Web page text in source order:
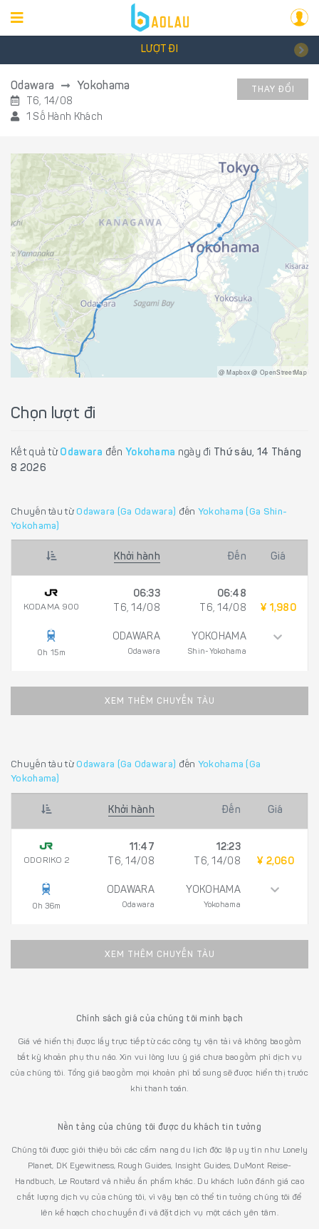
LƯỢT ĐI
Odawara Yokohama
T6, 14/08
1 Số Hành Khách
THAY ĐỔI
@ Mapbox @ OpenStreetMap
Chọn lượt đi
Kết quả từ Odawara đến Yokohama ngày đi
Thứ sáu, 14 Tháng
8 2026
Chuyến tàu từOdawara (Ga Odawara) đến Yokohama (Ga Shin-
Yokohama)
Khởi hành Đến Giá
KODAMA 900
0h 15m
06:33
T6, 14/08
ODAWARA
Odawara
06:48
T6, 14/08
YOKOHAMA
Shin-Yokohama
¥ 1,980
XEM THÊM CHUYẾN TÀU
Chuyến tàu từOdawara (Ga Odawara) đến Yokohama (Ga
Yokohama)
Khởi hành Đến Giá
ODORIKO 2
0h 36m
11:47
T6, 14/08
ODAWARA
Odawara
12:23
T6, 14/08
YOKOHAMA
Yokohama
¥ 2,060
XEM THÊM CHUYẾN TÀU
Chính sách giá của chúng tôi minh bạch
Giá vé hiển thị được lấy trực tiếp từ các công ty vận tải và không bao gồm
bất kỳ khoản phụ thu nào. Xin vui lòng lưu ý giá chưa bao gồm phí dịch vụ
của chúng tôi. Tổng giá bao gồm mọi khoản phí bổ sung sẽ được hiển thị trước
khi thanh toán.
Nền tảng của chúng tôi được du khách tin tưởng
Chúng tôi được giới thiệu bởi các cẩm nang du lịch độc lập uy tín như Lonely
Planet, DK Eyewitness, Rough Guides, Insight Guides, DuMont Reise-
Handbuch, Le Routard và nhiều ấn phẩm khác. Du khách luôn đánh giá cao
chất lượng dịch vụ của chúng tôi, vì vậy bạn có thể tin tưởng chúng tôi để
lên kế hoạch cho chuyến đi và đặt dịch vụ một cách yên tâm.